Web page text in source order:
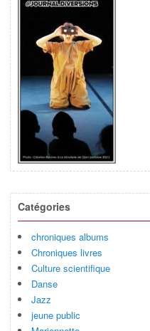
Catégories
chroniques albums
Chroniques livres
Culture scientifique
Danse
Jazz
jeune public